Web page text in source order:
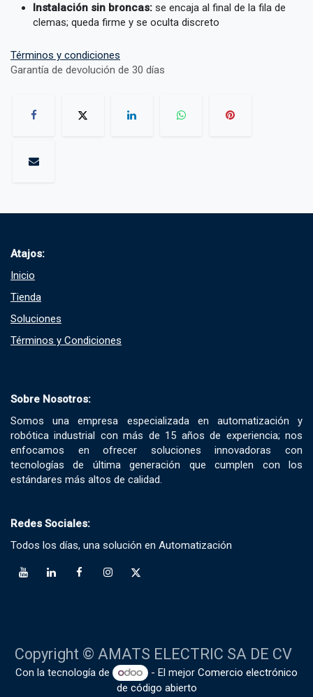
Instalación sin broncas: se encaja al final de la fila de
clemas; queda firme y se oculta discreto
Términos y condiciones
Garantía de devolución de 30 días
Atajos:
Inicio
Tienda
Soluciones​
Términos y Condiciones​
Sobre Nosotros:
Somos una empresa especializada en automatización y
robótica industrial con más de 15 años de experiencia; nos
enfocamos en ofrecer soluciones innovadoras con
tecnologías de última generación que cumplen con los
estándares más altos de calidad.
Redes Sociales:
Todos los días, una solución en Automatización
Copyright © AMATS ELECTRIC SA DE CV
Con la tecnología de - El mejorComercio electrónico
de código abierto